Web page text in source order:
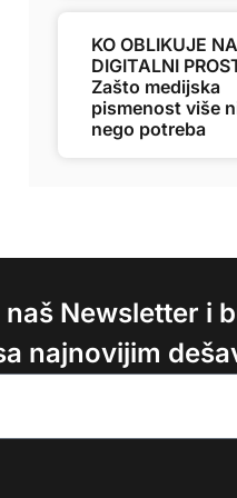
KO OBLIKUJE
DIGITALNI
Zašto medijska
pismenost više
nego potreba
naš Newsletter i
najnovijim